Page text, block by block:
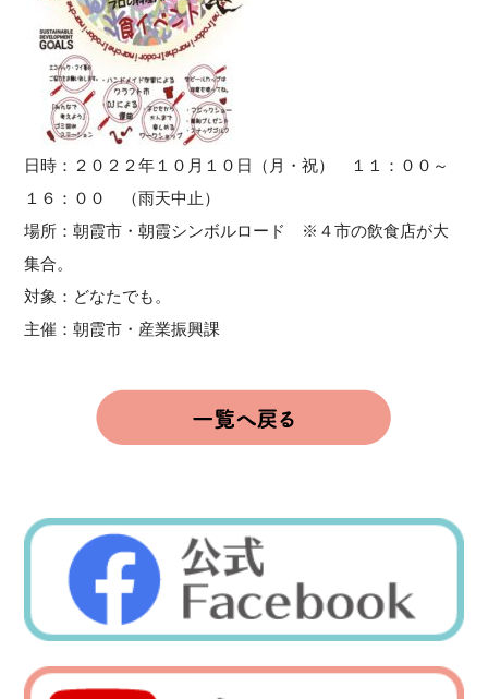
日時：２０２２年１０月１０日（月・祝） １１：００～
１６：００ （雨天中止）
場所：朝霞市・朝霞シンボルロード ※４市の飲食店が大
集合。
対象：どなたでも。
主催：朝霞市・産業振興課